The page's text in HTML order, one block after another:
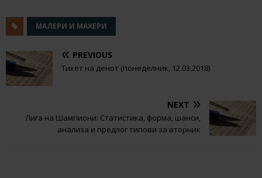
МАЛЕРИ И МАХЕРИ
PREVIOUS
Тикет на денот (понеделник, 12.03.2018)
NEXT
Лига на Шампиони: Статистика, форма, шанси,
анализа и предлог типови за вторник